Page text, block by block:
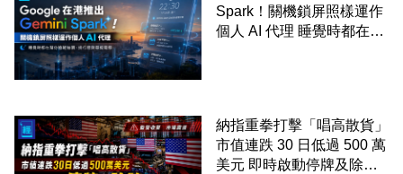
Spark！關機鎖屏照樣運作
個人 AI 代理 睡覺時都在幫
納指重拳打擊「唱高散貨」
市值連跌 30 日低過 500 萬
美元 即時啟動停牌及除牌